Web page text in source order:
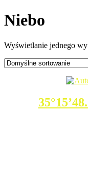
Niebo
Wyświetlanie jednego